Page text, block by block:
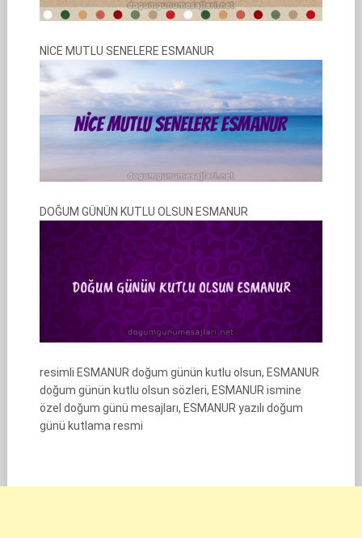
NİCE MUTLU SENELERE ESMANUR
DOĞUM GÜNÜN KUTLU OLSUN ESMANUR
resimli ESMANUR doğum günün kutlu olsun, ESMANUR
doğum günün kutlu olsun sözleri, ESMANUR ismine
özel doğum günü mesajları, ESMANUR yazılı doğum
günü kutlama resmi